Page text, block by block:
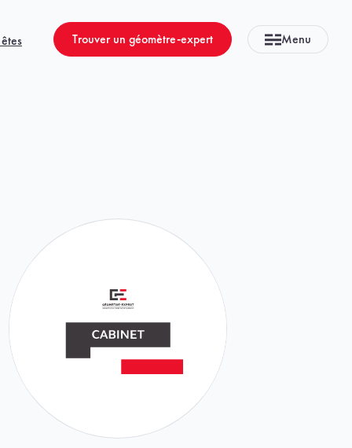
Trouver un géomètre-expert Menu